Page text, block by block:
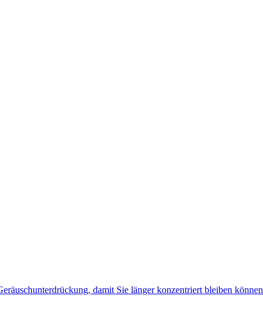
damit Sie länger konzentriert bleiben können